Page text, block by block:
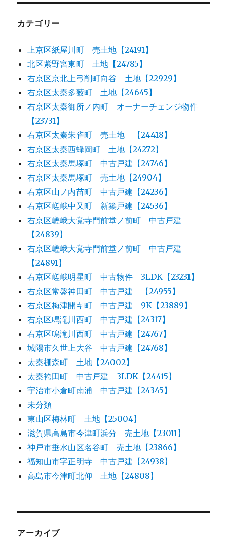
カテゴリー
上京区紙屋川町 売土地【24191】
北区紫野宮東町 土地【24785】
右京区京北上弓削町向谷 土地【22929】
右京区太秦多薮町 土地【24645】
右京区太秦御所ノ内町 オーナーチェンジ物件
【23731】
右京区太秦朱雀町 売土地 【24418】
右京区太秦西蜂岡町 土地【24272】
右京区太秦馬塚町 中古戸建【24746】
右京区太秦馬塚町 売土地【24904】
右京区山ノ内苗町 中古戸建【24236】
右京区嵯峨中又町 新築戸建【24536】
右京区嵯峨大覚寺門前堂ノ前町 中古戸建
【24839】
右京区嵯峨大覚寺門前堂ノ前町 中古戸建
【24891】
右京区嵯峨明星町 中古物件 3LDK【23231】
右京区常盤神田町 中古戸建 【24955】
右京区梅津開キ町 中古戸建 9K【23889】
右京区鳴滝川西町 中古戸建【24317】
右京区鳴滝川西町 中古戸建【24767】
城陽市久世上大谷 中古戸建【24768】
太秦棚森町 土地【24002】
太秦袴田町 中古戸建 3LDK【24415】
宇治市小倉町南浦 中古戸建【24345】
未分類
東山区梅林町 土地【25004】
滋賀県高島市今津町浜分 売土地【23011】
神戸市垂水山区名谷町 売土地【23866】
福知山市字正明寺 中古戸建【24938】
高島市今津町北仰 土地【24808】
アーカイブ